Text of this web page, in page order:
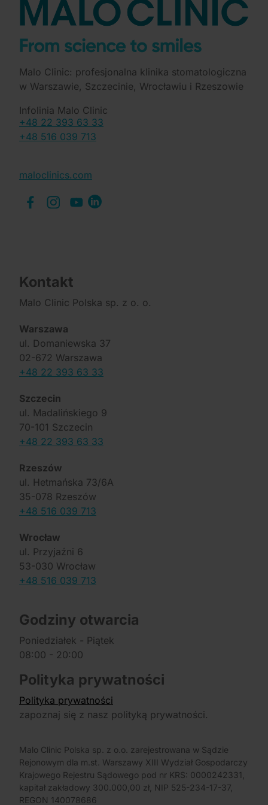
Malo Clinic: profesjonalna klinika stomatologiczna
w Warszawie, Szczecinie, Wrocławiu i Rzeszowie
Infolinia Malo Clinic
+48 22 393 63 33
+48 516 039 713
maloclinics.com
Kontakt
Malo Clinic Polska sp. z o. o.
Warszawa
ul. Domaniewska 37
02-672 Warszawa
+48 22 393 63 33
Szczecin
ul. Madalińskiego 9
70-101 Szczecin
+48 22 393 63 33
Rzeszów
ul. Hetmańska 73/6A
35-078 Rzeszów
+48 516 039 713
Wrocław
ul. Przyjaźni 6
53-030 Wrocław
+48 516 039 713
Godziny otwarcia
Poniedziałek - Piątek
08:00 - 20:00
Polityka prywatności
Polityka prywatności
zapoznaj się z nasz polityką prywatności.
Malo Clinic Polska sp. z o.o. zarejestrowana w Sądzie
Rejonowym dla m.st. Warszawy XIII Wydział Gospodarczy
Krajowego Rejestru Sądowego pod nr KRS: 0000242331,
kapitał zakładowy 300.000,00 zł, NIP 525-234-17-37,
REGON 140078686